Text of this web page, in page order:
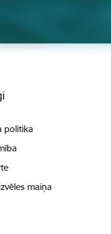
politika
maiņa